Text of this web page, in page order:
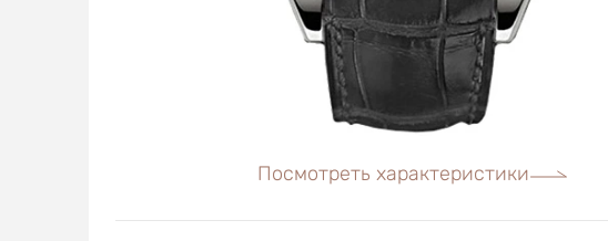
Посмотреть характеристики